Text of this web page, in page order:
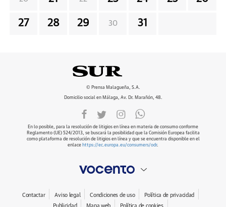
27 28 29 30 31
© Prensa Malagueña, S.A.
Domicilio social en Málaga, Av. Dr. Marañón, 48.
En lo posible, para la resolución de litigios en línea en materia de consumo conforme
Reglamento (UE) 524/2013, se buscará la posibilidad que la Comisión Europea facilita
como plataforma de resolución de litigios en línea y que se encuentra disponible en el
enlace https://ec.europa.eu/consumers/odr.
Contactar Aviso legal Condiciones de uso
Política de privacidad
Publicidad
Mapa web Política de cookies